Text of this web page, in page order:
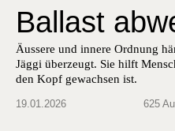
Ballast
Äussere und innere Ordnung
Jäggi überzeugt. Sie hilft
den Kopf gewachsen ist.
19.01.2026 625